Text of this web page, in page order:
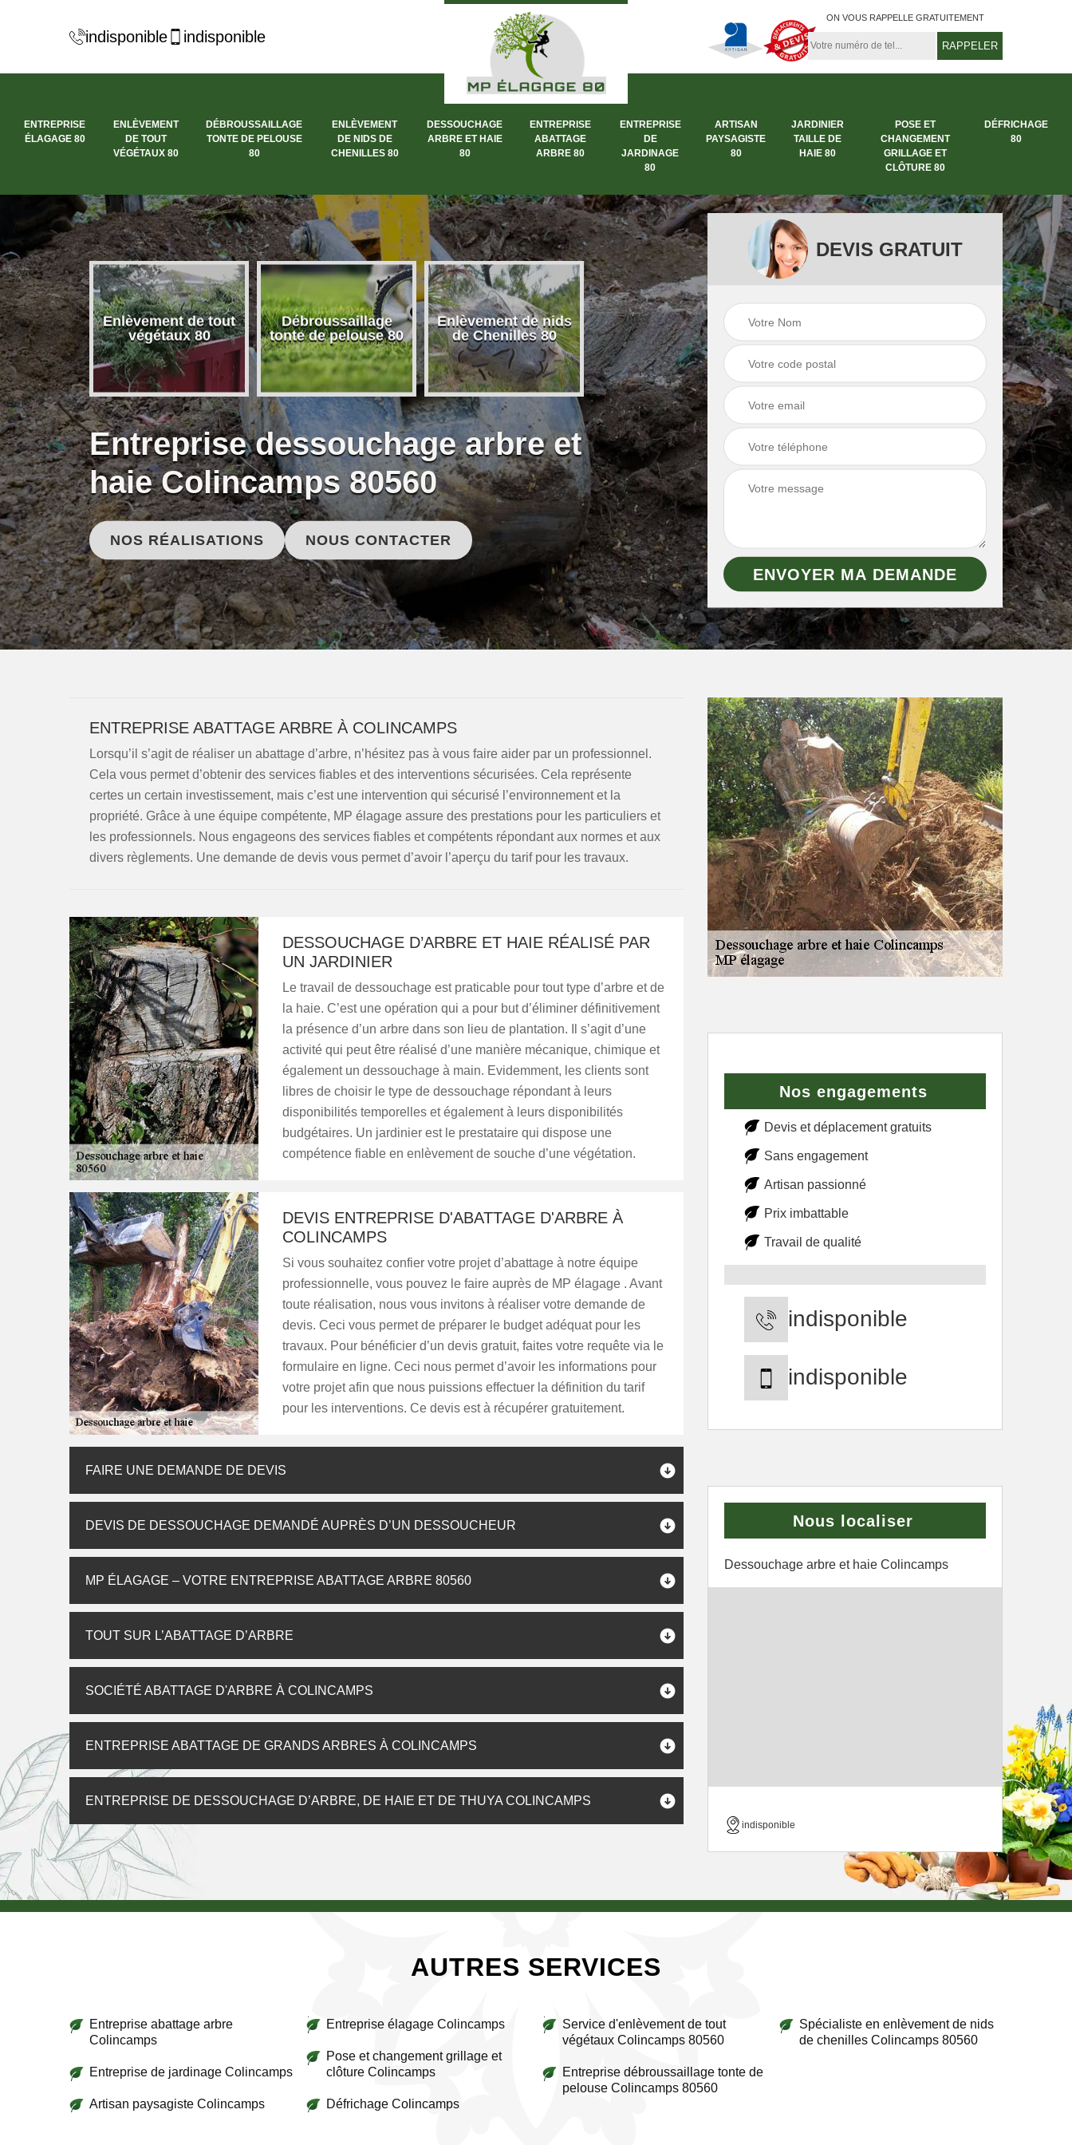
indisponible indisponible
ON VOUS RAPPELLE GRATUITEMENT
ENTREPRISE
ÉLAGAGE 80
ENLÈVEMENT
DE TOUT
VÉGÉTAUX 80
DÉBROUSSAILLAGE
TONTE DE PELOUSE
80
ENLÈVEMENT
DE NIDS DE
CHENILLES 80
DESSOUCHAGE
ARBRE ET HAIE
80
ENTREPRISE
ABATTAGE
ARBRE 80
ENTREPRISE
DE
JARDINAGE
80
ARTISAN
PAYSAGISTE
80
JARDINIER
TAILLE DE
HAIE 80
POSE ET
CHANGEMENT
GRILLAGE ET
CLÔTURE 80
DÉFRICHAGE
80
de tout
80
Débroussaillage
tonte de pelouse 80
Enlèvement de nids
de Chenilles 80
Dessouchage arbre
et haie 80
Entreprise abattage
arbre 80
Entreprise de
Artisan paysagiste
80
Entreprise dessouchage arbre et
haie Colincamps 80560
NOS RÉALISATIONS NOUS CONTACTER
DEVIS GRATUIT
ENTREPRISE ABATTAGE ARBRE À COLINCAMPS
Lorsqu’il s’agit de réaliser un abattage d’arbre, n’hésitez pas à vous faire aider par un professionnel.
Cela vous permet d’obtenir des services fiables et des interventions sécurisées. Cela représente
certes un certain investissement, mais c’est une intervention qui sécurisé l’environnement et la
propriété. Grâce à une équipe compétente, MP élagage assure des prestations pour les particuliers et
les professionnels. Nous engageons des services fiables et compétents répondant aux normes et aux
divers règlements. Une demande de devis vous permet d’avoir l’aperçu du tarif pour les travaux.
DESSOUCHAGE D’ARBRE ET HAIE RÉALISÉ PAR
UN JARDINIER
Le travail de dessouchage est praticable pour tout type d’arbre et de
la haie. C’est une opération qui a pour but d’éliminer définitivement
la présence d’un arbre dans son lieu de plantation. Il s’agit d’une
activité qui peut être réalisé d’une manière mécanique, chimique et
également un dessouchage à main. Evidemment, les clients sont
libres de choisir le type de dessouchage répondant à leurs
disponibilités temporelles et également à leurs disponibilités
budgétaires. Un jardinier est le prestataire qui dispose une
compétence fiable en enlèvement de souche d’une végétation.
DEVIS ENTREPRISE D'ABATTAGE D'ARBRE À
COLINCAMPS
Si vous souhaitez confier votre projet d’abattage à notre équipe
professionnelle, vous pouvez le faire auprès de MP élagage . Avant
toute réalisation, nous vous invitons à réaliser votre demande de
devis. Ceci vous permet de préparer le budget adéquat pour les
travaux. Pour bénéficier d’un devis gratuit, faites votre requête via le
formulaire en ligne. Ceci nous permet d’avoir les informations pour
votre projet afin que nous puissions effectuer la définition du tarif
pour les interventions. Ce devis est à récupérer gratuitement.
FAIRE UNE DEMANDE DE DEVIS
DEVIS DE DESSOUCHAGE DEMANDÉ AUPRÈS D’UN DESSOUCHEUR
MP ÉLAGAGE – VOTRE ENTREPRISE ABATTAGE ARBRE 80560
TOUT SUR L’ABATTAGE D’ARBRE
SOCIÉTÉ ABATTAGE D'ARBRE À COLINCAMPS
ENTREPRISE ABATTAGE DE GRANDS ARBRES À COLINCAMPS
ENTREPRISE DE DESSOUCHAGE D’ARBRE, DE HAIE ET DE THUYA COLINCAMPS
Nos engagements
Devis et déplacement gratuits
Sans engagement
Artisan passionné
Prix imbattable
Travail de qualité
indisponible
indisponible
Nous localiser
Dessouchage arbre et haie Colincamps
indisponible
AUTRES SERVICES
Entreprise abattage arbre
Colincamps
Entreprise de jardinage Colincamps
Artisan paysagiste Colincamps
Entreprise élagage Colincamps
Pose et changement grillage et
clôture Colincamps
Défrichage Colincamps
Service d'enlèvement de tout
végétaux Colincamps 80560
Entreprise débroussaillage tonte de
pelouse Colincamps 80560
Spécialiste en enlèvement de nids
de chenilles Colincamps 80560